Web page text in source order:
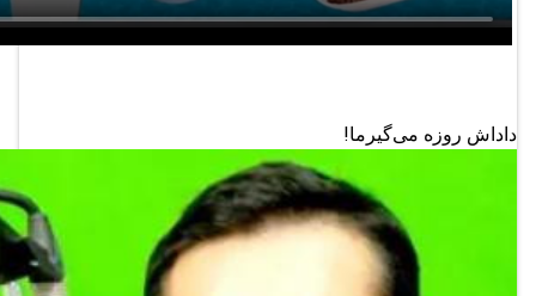
داداش روزه می‌گیرما!